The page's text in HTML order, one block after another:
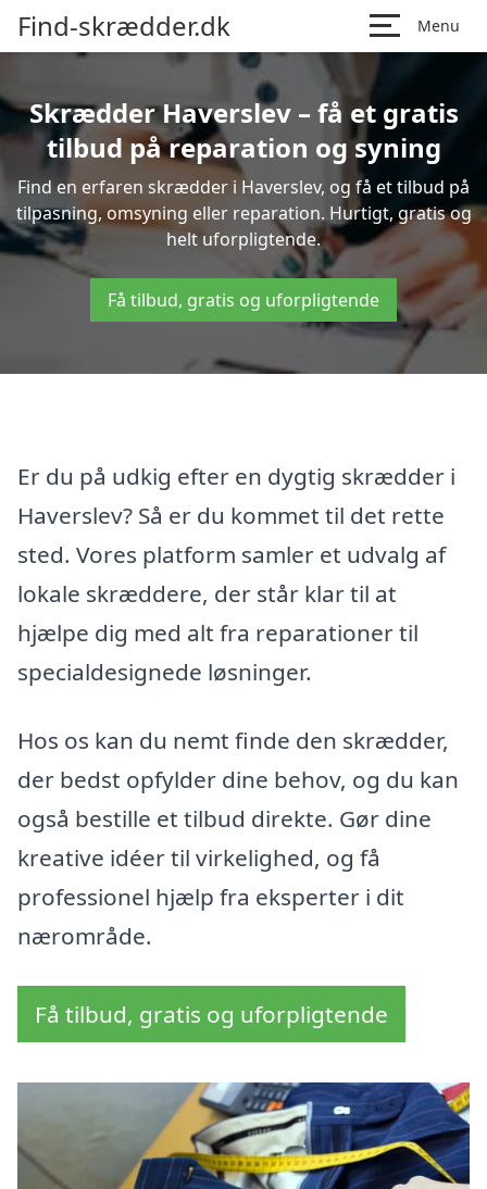
Find-skrædder.dk Menu
Skrædder Haverslev – få et gratis
tilbud på reparation og syning
Find en erfaren skrædder i Haverslev, og få et tilbud på
tilpasning, omsyning eller reparation. Hurtigt, gratis og
helt uforpligtende.
Få tilbud, gratis og uforpligtende
Er du på udkig efter en dygtig skrædder i
Haverslev? Så er du kommet til det rette
sted. Vores platform samler et udvalg af
lokale skræddere, der står klar til at
hjælpe dig med alt fra reparationer til
specialdesignede løsninger.
Hos os kan du nemt finde den skrædder,
der bedst opfylder dine behov, og du kan
også bestille et tilbud direkte. Gør dine
kreative idéer til virkelighed, og få
professionel hjælp fra eksperter i dit
nærområde.
Få tilbud, gratis og uforpligtende